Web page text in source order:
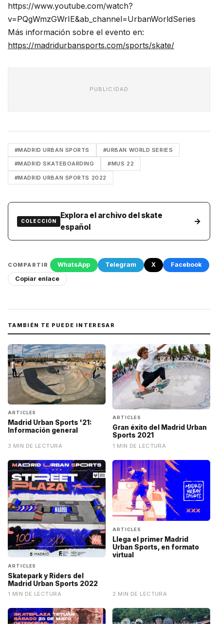
https://www.youtube.com/watch?
v=PQgWmzGWrIE&ab_channel=UrbanWorldSeries
Más información sobre el evento en:
https://madridurbansports.com/sports/skate/
PUBLICIDAD
#MADRID URBAN SPORTS #URBAN WORLD SERIES
#MADRID SKATEBOARDING #MUS 22
#MADRID URBAN SPORTS 2022
COLECCIÓN
Explora el archivo del skate
español
→
COMPARTIR WhatsApp Telegram X
Facebook
Copiar enlace
TAMBIÉN TE PUEDE INTERESAR
ARTICLES
Madrid Urban Sports '21:
Información general
3 MIN DE LECTURA
ARTICLES
Gran éxito del Madrid Urban
Sports 2021
1 MIN DE LECTURA
ARTICLES
Skatepark y Riders del
Madrid Urban Sports 2022
1 MIN DE LECTURA
ARTICLES
Llega el primer Madrid
Urban Sports, en formato
virtual
2 MIN DE LECTURA